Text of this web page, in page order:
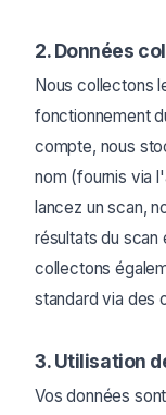
2. Données
Nous collectons
fonctionnement
compte, nous
nom (fournis via
lancez un scan,
résultats du
collectons
standard via des
3. Utilisation
Vos données